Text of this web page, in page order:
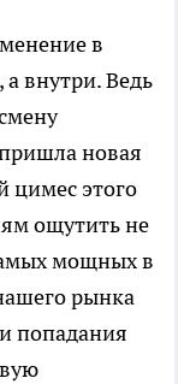
в
внутри. Ведь
новая
цимес этого
ощутить не
мощных в
рынка
попадания